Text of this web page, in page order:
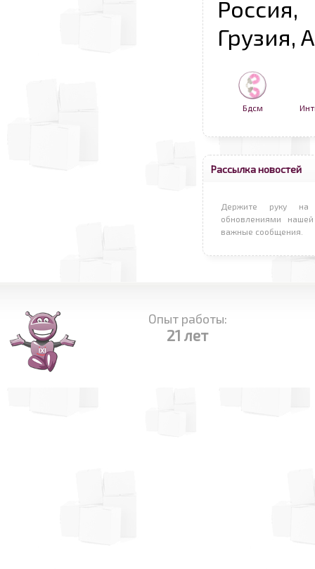
Грузия,
Бдсм
Рассылка новостей
Держите руку на
обновлениями
важные сообщения.
Опыт работы:
21 лет